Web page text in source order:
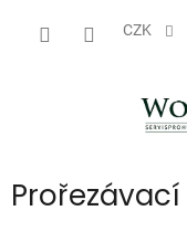
CZK
Prořezávací